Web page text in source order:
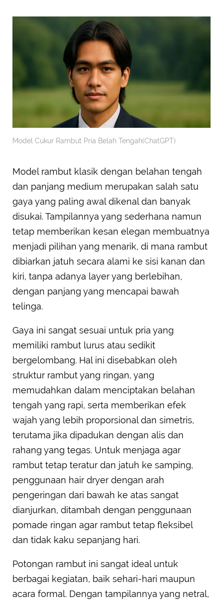
Model Cukur Rambut Pria Belah Tengah(ChatGPT)
Model rambut klasik dengan belahan tengah
dan panjang medium merupakan salah satu
gaya yang paling awal dikenal dan banyak
disukai. Tampilannya yang sederhana namun
tetap memberikan kesan elegan membuatnya
menjadi pilihan yang menarik, di mana rambut
dibiarkan jatuh secara alami ke sisi kanan dan
kiri, tanpa adanya layer yang berlebihan,
dengan panjang yang mencapai bawah
telinga.
Gaya ini sangat sesuai untuk pria yang
memiliki rambut lurus atau sedikit
bergelombang. Hal ini disebabkan oleh
struktur rambut yang ringan, yang
memudahkan dalam menciptakan belahan
tengah yang rapi, serta memberikan efek
wajah yang lebih proporsional dan simetris,
terutama jika dipadukan dengan alis dan
rahang yang tegas. Untuk menjaga agar
rambut tetap teratur dan jatuh ke samping,
penggunaan hair dryer dengan arah
pengeringan dari bawah ke atas sangat
dianjurkan, ditambah dengan penggunaan
pomade ringan agar rambut tetap fleksibel
dan tidak kaku sepanjang hari.
Potongan rambut ini sangat ideal untuk
berbagai kegiatan, baik sehari-hari maupun
acara formal. Dengan tampilannya yang netral,